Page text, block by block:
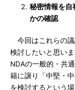
秘密情報を自
かの確認
今回はこれらの
検討したいと思い
NDAの一般的・共
籍に譲り「中堅・
を検討するという